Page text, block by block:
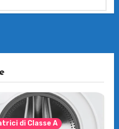
di Classe A